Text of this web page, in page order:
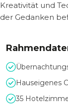
Kreativität und
der Gedanken
Hauseigenes
35